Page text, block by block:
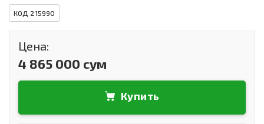
КОД 215990
Цена:
4 865 000 сум
Купить